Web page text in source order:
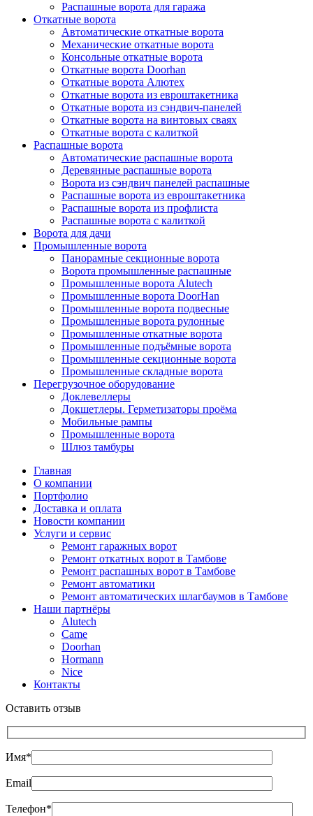
Распашные ворота для гаража
Откатные ворота
Автоматические откатные ворота
Механические откатные ворота
Консольные откатные ворота
Откатные ворота Doorhan
Откатные ворота Алютех
Откатные ворота из евроштакетника
Откатные ворота из сэндвич-панелей
Откатные ворота на винтовых сваях
Откатные ворота с калиткой
Распашные ворота
Автоматические распашные ворота
Деревянные распашные ворота
Ворота из сэндвич панелей распашные
Распашные ворота из евроштакетника
Распашные ворота из профлиста
Распашные ворота с калиткой
Ворота для дачи
Промышленные ворота
Панорамные секционные ворота
Ворота промышленные распашные
Промышленные ворота Alutech
Промышленные ворота DoorHan
Промышленные ворота подвесные
Промышленные ворота рулонные
Промышленные откатные ворота
Промышленные подъёмные ворота
Промышленные секционные ворота
Промышленные складные ворота
Перегрузочное оборудование
Доклевеллеры
Докшетлеры. Герметизаторы проёма
Мобильные рампы
Промышленные ворота
Шлюз тамбуры
Главная
О компании
Портфолио
Доставка и оплата
Новости компании
Услуги и сервис
Ремонт гаражных ворот
Ремонт откатных ворот в Тамбове
Ремонт распашных ворот в Тамбове
Ремонт автоматики
Ремонт автоматических шлагбаумов в Тамбове
Наши партнёры
Alutech
Came
Doorhan
Hormann
Nice
Контакты
Оставить отзыв
Имя*
Email
Телефон*